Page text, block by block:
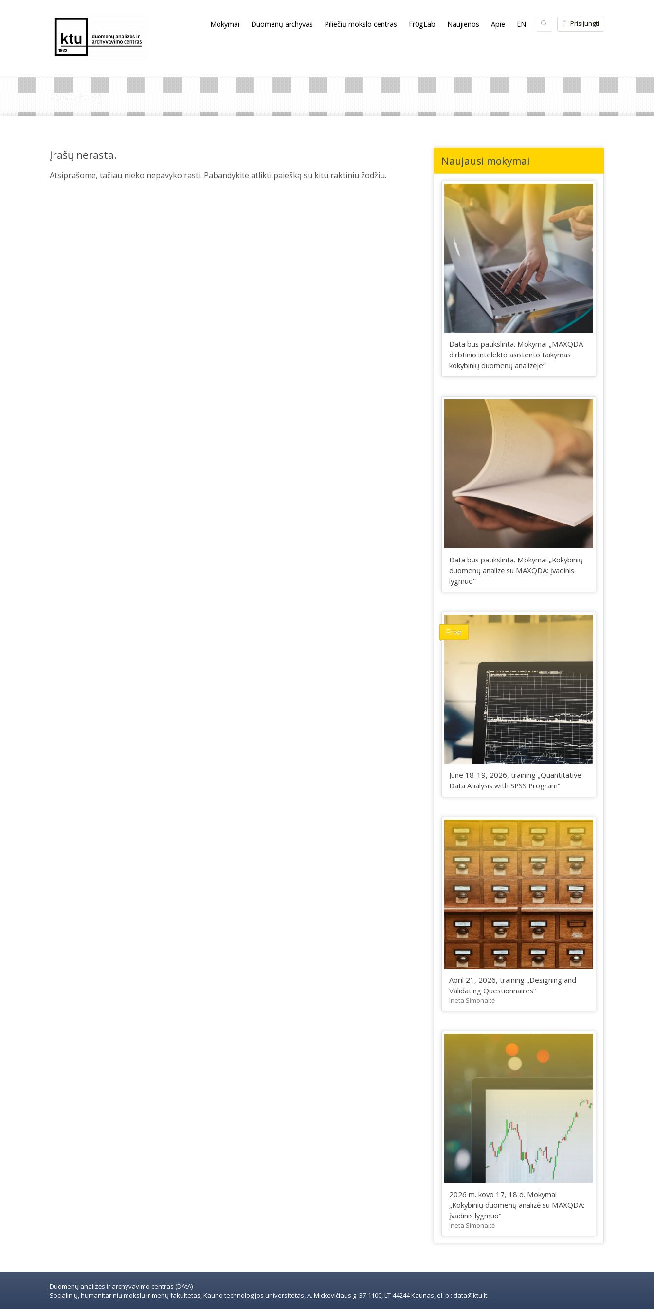
Prisijungti
Mokymai Duomenų archyvas Piliečių mokslo centras Fr0gLab Naujienos Apie EN
Mokymų
Įrašų nerasta.
Atsiprašome, tačiau nieko nepavyko rasti. Pabandykite atlikti paiešką su kitu raktiniu žodžiu.
Naujausi mokymai
Data bus patikslinta. Mokymai „MAXQDA
dirbtinio intelekto asistento taikymas
kokybinių duomenų analizėje“
Data bus patikslinta. Mokymai „Kokybinių
duomenų analizė su MAXQDA: įvadinis
lygmuo“
Free
June 18-19, 2026, training „Quantitative
Data Analysis with SPSS Program“
April 21, 2026, training „Designing and
Validating Questionnaires“
Ineta Simonaitė
2026 m. kovo 17, 18 d. Mokymai
„Kokybinių duomenų analizė su MAXQDA:
įvadinis lygmuo“
Ineta Simonaitė
Duomenų analizės ir archyvavimo centras (DAtA)
Socialinių, humanitarinių mokslų ir menų fakultetas, Kauno technologijos universitetas, A. Mickevičiaus g. 37-1100, LT-44244 Kaunas, el. p.: data@ktu.lt